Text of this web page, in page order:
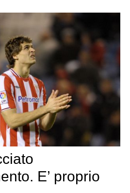
E’ proprio